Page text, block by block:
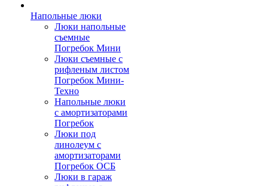
Напольные люки
Люки напольные
съемные
Погребок Мини
Люки съемные с
рифленым листом
Погребок Мини-
Техно
Напольные люки
с амортизаторами
Погребок
Люки под
линолеум с
амортизаторами
Погребок ОСБ
Люки в гараж